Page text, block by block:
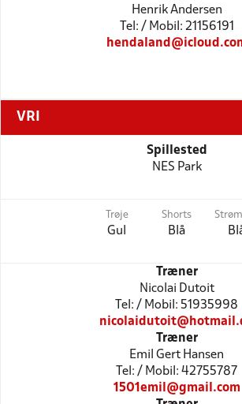
Henrik Andersen
Tel: / Mobil: 21156191
VRI
Spillested
NES Park
Trøje
Gul
Shorts
Blå
Træner
Nicolai Dutoit
Tel: / Mobil: 51935998
Træner
Emil Gert Hansen
Tel: / Mobil: 42755787
1501emil@gmail.com